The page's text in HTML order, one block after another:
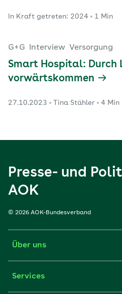
In Kraft getreten: 2024 1 Min
G+G Interview Versorgung
Smart Hospital: Durch
vorwärtskommen
27.10.2023 Tina Stähler 4 Min
Presse- und
AOK
© 2026 AOK-Bundesverband
Über uns
Services